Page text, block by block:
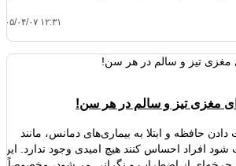
۱۴۰۵/۰۴/۰۷
حافظه و ابتلا به بیماری‌های دمانس، مانند
شود افراد احساس کنند هیچ امیدی وجود ندارد. این